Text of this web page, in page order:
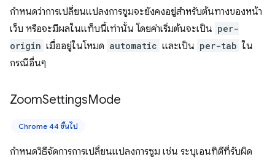
กำหนดว่าการเปลี่ยนแปลงการซูมจะยังคงอยู่สำหรับต้นทางของหน้า
เว็บ หรือจะมีผลในแท็บนี้เท่านั้น โดยค่าเริ่มต้นจะเป็น per-
origin เมื่ออยู่ในโหมด automatic และเป็น per-tab ใน
กรณีอื่นๆ
ZoomSettingsMode
Chrome 44 ขึ้นไป
กำหนดวิธีจัดการการเปลี่ยนแปลงการซูม เช่น ระบุเอนทิตีที่รับผิด